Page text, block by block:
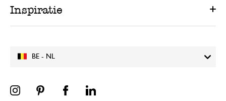
BE - NL
Inspiratie